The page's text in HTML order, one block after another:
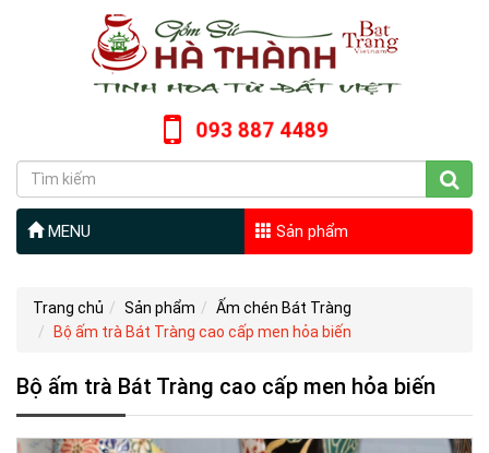
093 887 4489
MENU Sản phẩm
Trang chủ Sản phẩm
Ấm chén Bát Tràng
Bộ ấm trà Bát Tràng cao cấp men hỏa biến
Bộ ấm trà Bát Tràng cao cấp men hỏa biến